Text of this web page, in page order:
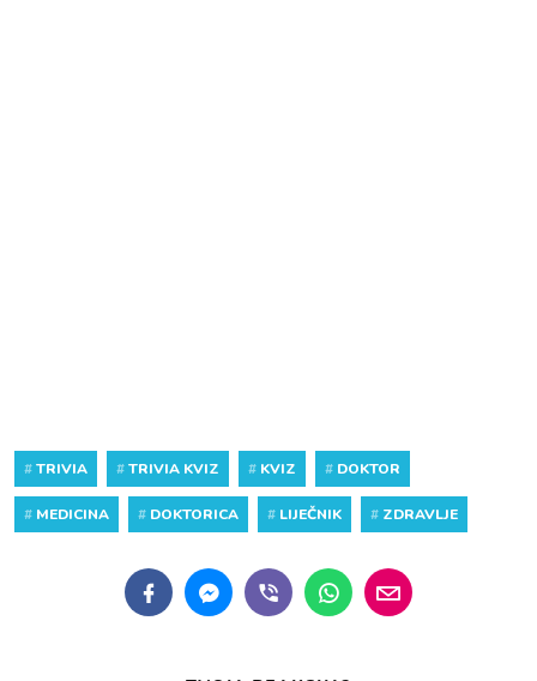
#TRIVIA #TRIVIA KVIZ # KVIZ # DOKTOR
# MEDICINA # DOKTORICA # LIJEČNIK # ZDRAVLJE